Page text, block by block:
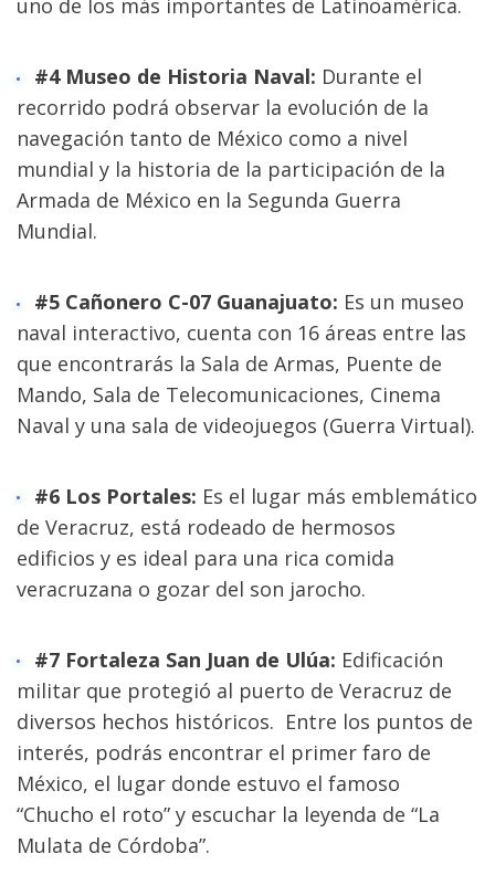
uno de los más importantes de Latinoamérica.
#4 Museo de Historia Naval: Durante el
recorrido podrá observar la evolución de la
navegación tanto de México como a nivel
mundial y la historia de la participación de la
Armada de México en la Segunda Guerra
Mundial.
#5 Cañonero C-07 Guanajuato: Es un museo
naval interactivo, cuenta con 16 áreas entre las
que encontrarás la Sala de Armas, Puente de
Mando, Sala de Telecomunicaciones, Cinema
Naval y una sala de videojuegos (Guerra Virtual).
#6 Los Portales: Es el lugar más emblemático
de Veracruz, está rodeado de hermosos
edificios y es ideal para una rica comida
veracruzana o gozar del son jarocho.
#7 Fortaleza San Juan de Ulúa: Edificación
militar que protegió al puerto de Veracruz de
diversos hechos históricos.  Entre los puntos de
interés, podrás encontrar el primer faro de
México, el lugar donde estuvo el famoso
“Chucho el roto” y escuchar la leyenda de “La
Mulata de Córdoba”.